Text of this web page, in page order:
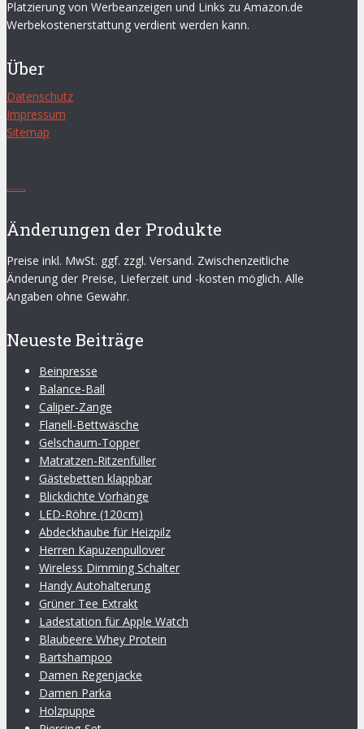
Platzierung von Werbeanzeigen und Links zu Amazon.de
Werbekostenerstattung verdient werden kann.
Über
Datenschutz
Impressum
Sitemap
........
Änderungen der Produkte
Preise inkl. MwSt. ggf. zzgl. Versand. Zwischenzeitliche
Änderung der Preise, Lieferzeit und -kosten möglich. Alle
Angaben ohne Gewähr.
Neueste Beiträge
Beinpresse
Balance-Ball
Caliper-Zange
Flanell-Bettwäsche
Gelschaum-Topper
Matratzen-Ritzenfüller
Gästebetten klappbar
Blickdichte Vorhänge
LED-Röhre (120cm)
Abdeckhaube für Heizpilz
Herren Kapuzenpullover
Wireless Dimming Schalter
Handy Autohalterung
Grüner Tee Extrakt
Ladestation für Apple Watch
Blaubeere Whey Protein
Bartshampoo
Damen Regenjacke
Damen Parka
Holzpuppe